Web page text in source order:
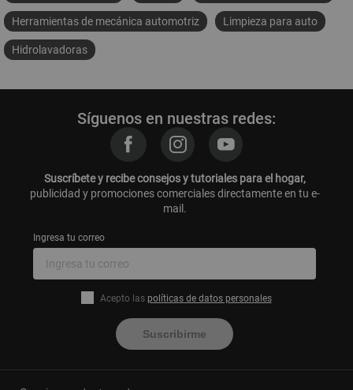
Herramientas de mecánica automotriz Limpieza para auto
Hidrolavadoras
Síguenos en nuestras redes:
Suscríbete y recibe consejos y tutoriales para el hogar,
publicidad y promociones comerciales directamente en tu e-
mail.
Ingresa tu correo
Acepto las políticas de datos personales
Suscribirme